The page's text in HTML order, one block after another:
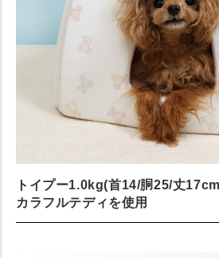
トイプー1.0kg(首14/胴25/丈
カラフルテディを使用